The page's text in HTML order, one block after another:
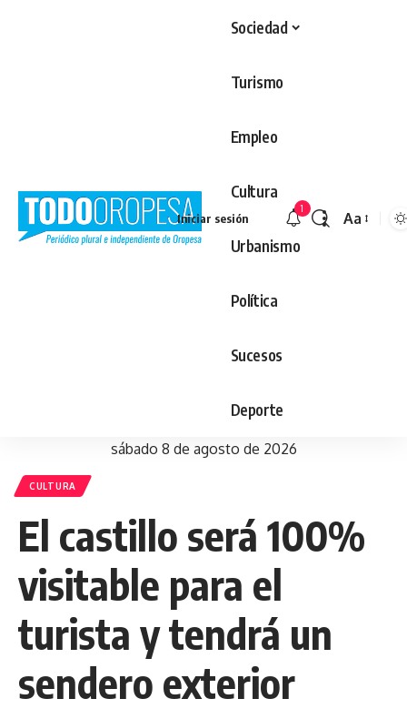
Sociedad
Turismo
Empleo
Cultura
Urbanismo
Política
Sucesos
Deporte
Iniciar sesión
1
Aa
sábado 8 de agosto de 2026
CULTURA
El castillo será 100%
visitable para el
turista y tendrá un
sendero exterior